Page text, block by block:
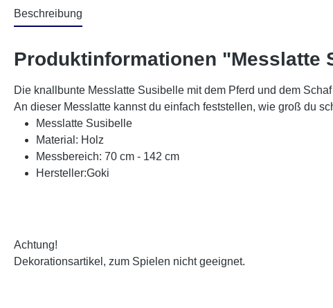
Beschreibung
Produktinformationen "Messlatte
Die knallbunte Messlatte Susibelle mit dem Pferd und dem
An dieser Messlatte kannst du einfach feststellen, wie groß du
Messlatte Susibelle
Material: Holz
Messbereich: 70 cm - 142 cm
Hersteller:Goki
Achtung!
Dekorationsartikel, zum Spielen nicht geeignet.